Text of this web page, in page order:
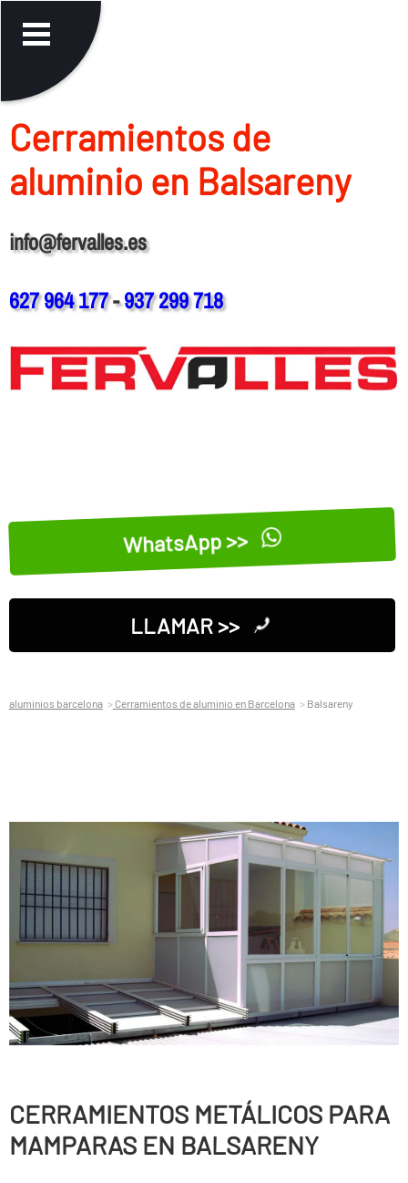
Cerramientos de
aluminio en Balsareny
info@fervalles.es
627 964 177-937 299 718
WhatsApp >>
LLAMAR >>
aluminios barcelona Cerramientos de aluminio en Barcelona Balsareny
CERRAMIENTOS METÁLICOS PARA
MAMPARAS EN BALSARENY